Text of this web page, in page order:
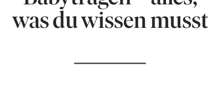
was du wissen musst